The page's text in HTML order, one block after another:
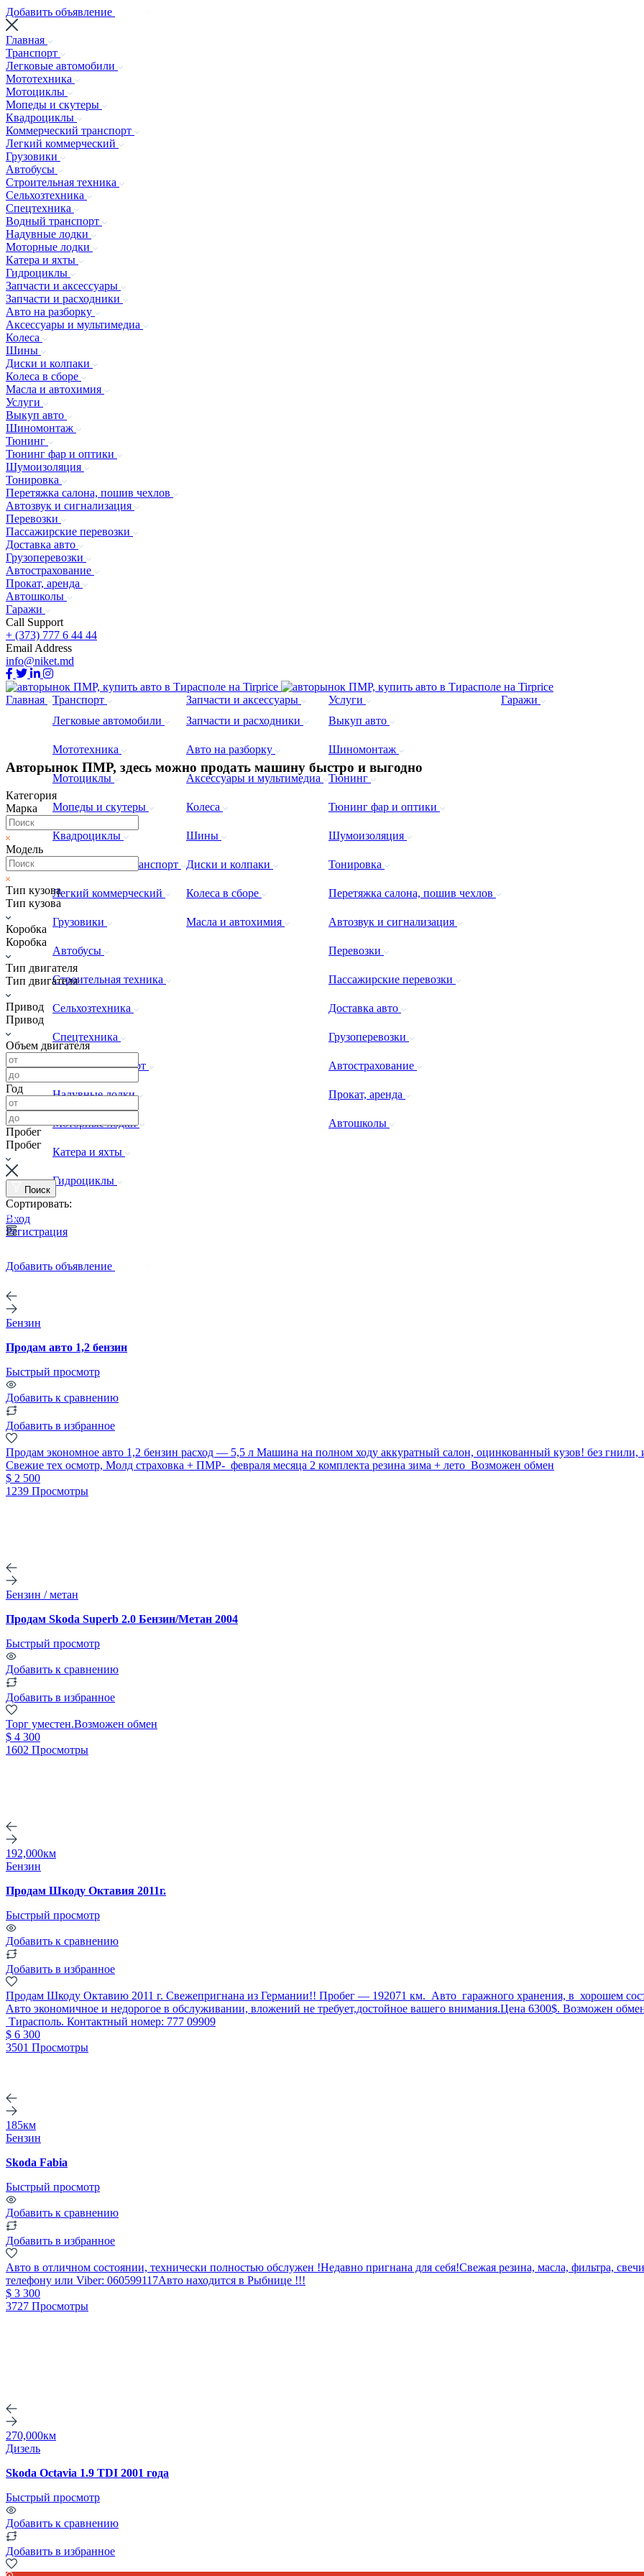
Добавить объявление
Главная
Транспорт
Легковые автомобили
Мототехника
Мотоциклы
Мопеды и скутеры
Квадроциклы
Коммерческий транспорт
Легкий коммерческий
Грузовики
Автобусы
Строительная техника
Сельхозтехника
Спецтехника
Водный транспорт
Надувные лодки
Моторные лодки
Катера и яхты
Гидроциклы
Запчасти и аксессуары
Запчасти и расходники
Авто на разборку
Аксессуары и мультимедиа
Колеса
Шины
Диски и колпаки
Колеса в сборе
Масла и автохимия
Услуги
Выкуп авто
Шиномонтаж
Тюнинг
Тюнинг фар и оптики
Шумоизоляция
Тонировка
Перетяжка салона, пошив чехлов
Автозвук и сигнализация
Перевозки
Пассажирские перевозки
Доставка авто
Грузоперевозки
Автострахование
Прокат, аренда
Автошколы
Гаражи
Call Support
+ (373) 777 6 44 44
Email Address
info@niket.md
Главная
Транспорт
Легковые автомобили
Мототехника
Мотоциклы
Мопеды и скутеры
Квадроциклы
Коммерческий транспорт
Легкий коммерческий
Грузовики
Автобусы
Строительная техника
Сельхозтехника
Спецтехника
Водный транспорт
Надувные лодки
Моторные лодки
Катера и яхты
Гидроциклы
Запчасти и аксессуары
Запчасти и расходники
Авто на разборку
Аксессуары и мультимедиа
Колеса
Шины
Диски и колпаки
Колеса в сборе
Масла и автохимия
Услуги
Выкуп авто
Шиномонтаж
Тюнинг
Тюнинг фар и оптики
Шумоизоляция
Тонировка
Перетяжка салона, пошив чехлов
Автозвук и сигнализация
Перевозки
Пассажирские перевозки
Доставка авто
Грузоперевозки
Автострахование
Прокат, аренда
Автошколы
Гаражи
Вход
Регистрация
Добавить объявление
Авторынок ПМР, здесь можно продать машину быстро и выгодно
Категория
Марка
Модель
Тип кузова
Тип кузова
Коробка
Коробка
Тип двигателя
Тип двигателя
Привод
Привод
Объем двигателя
Год
Пробег
Пробег
Поиск
Сортировать:
Бензин
Продам авто 1,2 бензин
Быстрый просмотр
Добавить к сравнению
Добавить в избранное
Продам экономное авто 1,2 бензин расход — 5,5 л Машина на полном ходу аккуратный салон, оцинкованный кузов! без гнили,
Свежие тех осмотр, Молд страховка + ПМР- февраля месяца 2 комплекта резина зима + лето Возможен обмен
$ 2 500
1239 Просмотры
Бензин / метан
Продам Skoda Superb 2.0 Бензин/Метан 2004
Быстрый просмотр
Добавить к сравнению
Добавить в избранное
Торг уместен.Возможен обмен
$ 4 300
1602 Просмотры
192,000км
Бензин
Продам Шкоду Октавия 2011г.
Быстрый просмотр
Добавить к сравнению
Добавить в избранное
Продам Шкоду Октавию 2011 г. Свежепригнана из Германии!! Пробег — 192071 км. Авто гаражного хранения, в хорошем
Авто экономичное и недорогое в обслуживании, вложений не требует,достойное вашего внимания.Цена 6300$. Возможен
Тирасполь. Контактный номер: 777 09909
$ 6 300
3501 Просмотры
185км
Бензин
Skoda Fabia
Быстрый просмотр
Добавить к сравнению
Добавить в избранное
Авто в отличном состоянии, технически полностью обслужен !Недавно пригнана для себя!Свежая резина, масла, фильтра,
телефону или Viber: 060599117Авто находится в Рыбнице !!!
$ 3 300
3727 Просмотры
270,000км
Дизель
Skoda Octavia 1.9 TDI 2001 года
Быстрый просмотр
Добавить к сравнению
Добавить в избранное